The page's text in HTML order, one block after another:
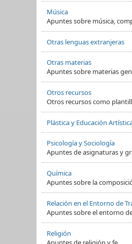
Música
Apuntes sobre música,
Otras lenguas extranjeras
Otras materias
Apuntes sobre materias
Otros recursos
Otros recursos como
Plástica y Educación
Psicología y Sociología
Apuntes de asignaturas y
Química
Apuntes sobre la
Relación en el Entorno de
Apuntes sobre el entorno
Religión